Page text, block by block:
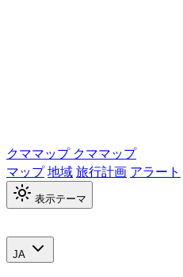
クママップ クママップ
マップ地域旅行計画 アラート
表示テーマ
JA